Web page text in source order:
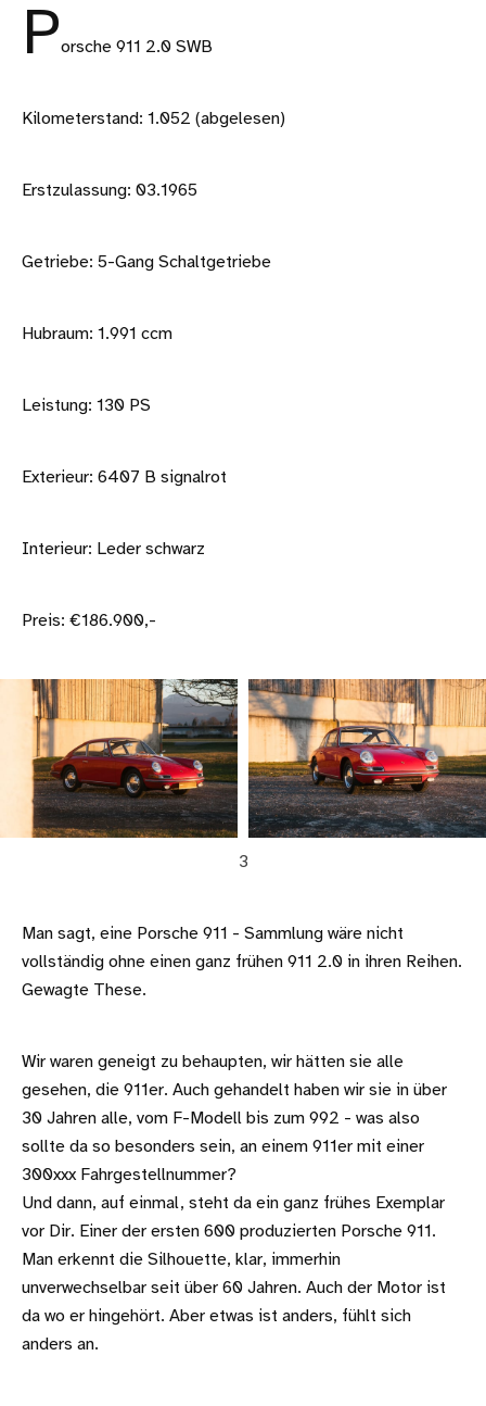
Porsche 911 2.0 SWB
Kilometerstand: 1.052 (abgelesen)
Erstzulassung: 03.1965
Getriebe: 5-Gang Schaltgetriebe
Hubraum: 1.991 ccm
Leistung: 130 PS
Exterieur: 6407 B signalrot
Interieur: Leder schwarz
Preis: €186.900,-
3
Man sagt, eine Porsche 911 - Sammlung wäre nicht
vollständig ohne einen ganz frühen 911 2.0 in ihren Reihen.
Gewagte These.
Wir waren geneigt zu behaupten, wir hätten sie alle
gesehen, die 911er. Auch gehandelt haben wir sie in über
30 Jahren alle, vom F-Modell bis zum 992 - was also
sollte da so besonders sein, an einem 911er mit einer
300xxx Fahrgestellnummer?
Und dann, auf einmal, steht da ein ganz frühes Exemplar
vor Dir. Einer der ersten 600 produzierten Porsche 911.
Man erkennt die Silhouette, klar, immerhin
unverwechselbar seit über 60 Jahren. Auch der Motor ist
da wo er hingehört. Aber etwas ist anders, fühlt sich
anders an.